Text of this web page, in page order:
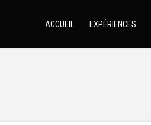
ACCUEIL EXPÉRIENCES